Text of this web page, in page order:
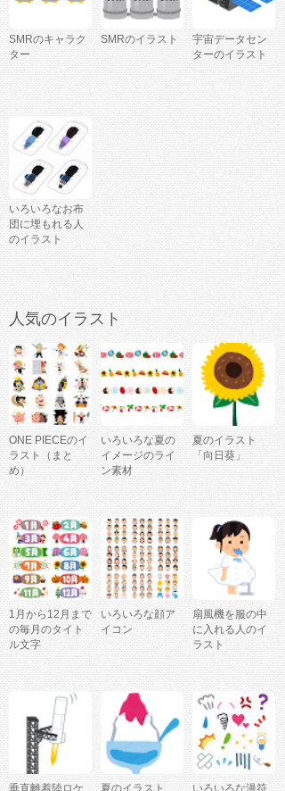
SMRのキャラク
ター
SMRのイラスト
宇宙データセン
ターのイラスト
いろいろなお布
団に埋もれる人
のイラスト
人気のイラスト
ONE PIECEのイ
ラスト（まと
め）
いろいろな夏の
イメージのライ
ン素材
夏のイラスト
「向日葵」
1月から12月まで
の毎月のタイト
ル文字
いろいろな顔ア
イコン
扇風機を服の中
に入れる人のイ
ラスト